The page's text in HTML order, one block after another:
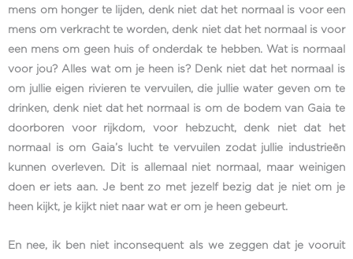
mens om honger te lijden, denk niet dat het normaal is voor een
mens om verkracht te worden, denk niet dat het normaal is voor
een mens om geen huis of onderdak te hebben. Wat is normaal
voor jou? Alles wat om je heen is? Denk niet dat het normaal is
om jullie eigen rivieren te vervuilen, die jullie water geven om te
drinken, denk niet dat het normaal is om de bodem van Gaia te
doorboren voor rijkdom, voor hebzucht, denk niet dat het
normaal is om Gaia’s lucht te vervuilen zodat jullie industrieën
kunnen overleven. Dit is allemaal niet normaal, maar weinigen
doen er iets aan. Je bent zo met jezelf bezig dat je niet om je
heen kijkt, je kijkt niet naar wat er om je heen gebeurt.
En nee, ik ben niet inconsequent als we zeggen dat je vooruit